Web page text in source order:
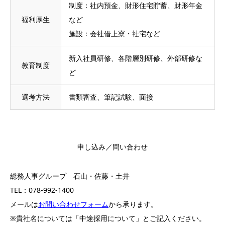
福利厚生
制度：社内預金、財形住宅貯蓄、財形年金
など
施設：会社借上寮・社宅など
教育制度
新入社員研修、各階層別研修、外部研修な
ど
選考方法 書類審査、筆記試験、面接
申し込み／問い合わせ
総務人事グループ 石山・佐藤・土井
TEL：078-992-1400
メールはお問い合わせフォームから承ります。
※貴社名については「中途採用について」とご記入ください。